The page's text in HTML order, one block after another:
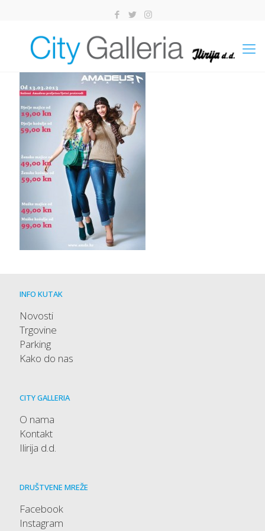
INFO KUTAK
Novosti
Trgovine
Parking
Kako do nas
CITY GALLERIA
O nama
Kontakt
Ilirija d.d.
DRUŠTVENE MREŽE
Facebook
Instagram